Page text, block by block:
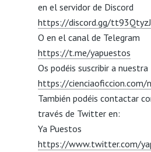
en el servidor de Discord
https://discord.gg/tt93
O en el canal de Telegram
https://t.me/yapuestos
Os podéis suscribir a
https://
También podéis contactar
través de Twitter en:
Ya Puestos
https://www.twitter.com/